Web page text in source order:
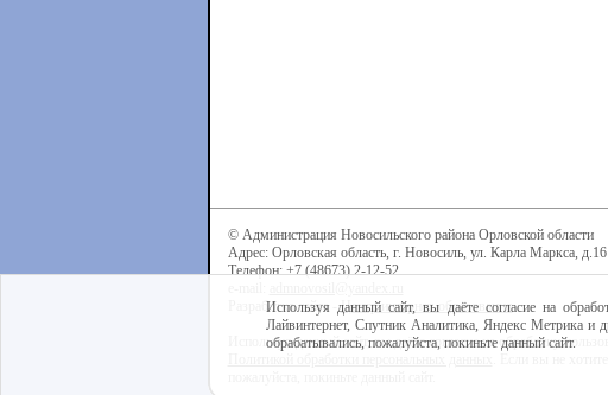
© Администрация Новосильского района Орловской области
Адрес: Орловская область, г. Новосиль, ул. Карла Маркса, д.16
Телефон: +7 (48673) 2-12-52
Разработка сайта -Центр интернет-образования
Используя данный сайт, вы даёте согласие на обработку
Используя данный сайт, вы даёте согласие на
Лайвинтернет, Спутник Аналитика, Яндекс Метрика и
обрабатывались, пожалуйста, покиньте данный сайт.